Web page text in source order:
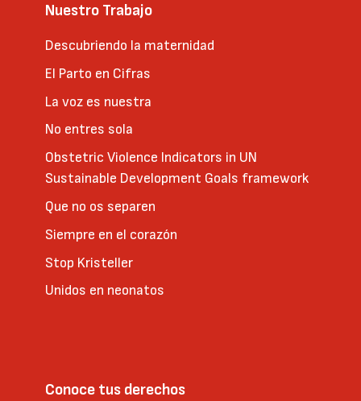
Nuestro Trabajo
Descubriendo la maternidad
El Parto en Cifras
La voz es nuestra
No entres sola
Obstetric Violence Indicators in UN
Sustainable Development Goals framework
Que no os separen
Siempre en el corazón
Stop Kristeller
Unidos en neonatos
Conoce tus derechos